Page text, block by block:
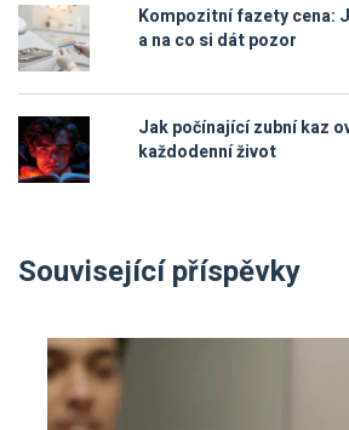
Kompozitní fazety cena:
a na co si dát pozor
Jak počínající zubní kaz
každodenní život
Související příspěvky